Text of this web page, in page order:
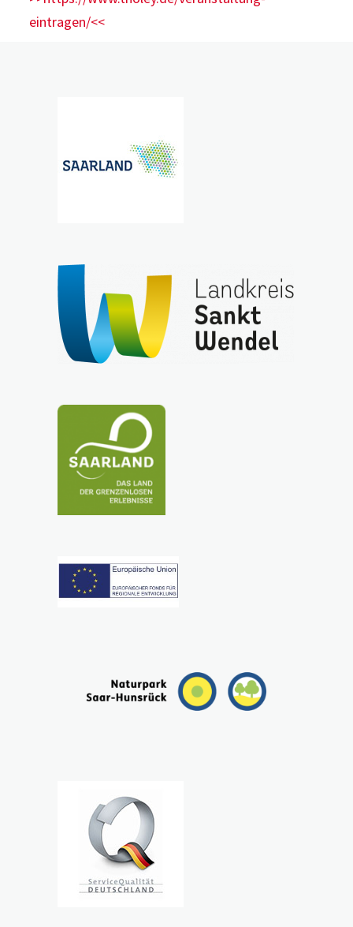
eintragen/<<